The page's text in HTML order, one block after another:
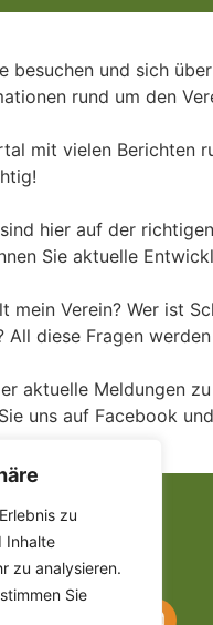
zu
Inhalte
zu analysieren.
Sie
besuchen und sich
rund um den
mit vielen Berichten
hier auf der
Sie aktuelle
mein Verein? Wer ist
All diese Fragen
aktuelle Meldungen
uns auf Facebook